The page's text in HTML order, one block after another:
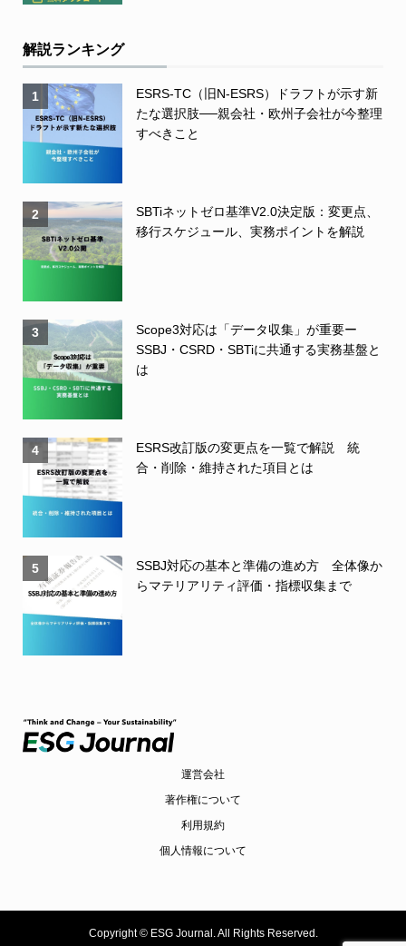
解説ランキング
1
ESRS-TC（旧N-ESRS）ドラフトが示す新
たな選択肢──親会社・欧州子会社が今整理
すべきこと
2
SBTiネットゼロ基準V2.0決定版：変更点、
移行スケジュール、実務ポイントを解説
3
Scope3対応は「データ収集」が重要ー
SSBJ・CSRD・SBTiに共通する実務基盤と
は
4
ESRS改訂版の変更点を一覧で解説 統
合・削除・維持された項目とは
5
SSBJ対応の基本と準備の進め方 全体像か
らマテリアリティ評価・指標収集まで
運営会社
著作権について
利用規約
個人情報について
Copyright ©ESG Journal. All Rights Reserved.